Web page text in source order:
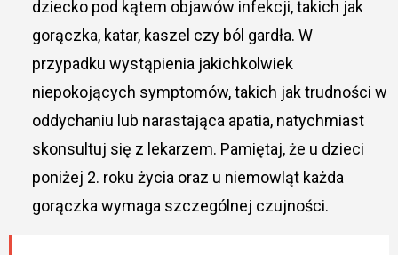
dziecko pod kątem objawów infekcji, takich jak
gorączka, katar, kaszel czy ból gardła. W
przypadku wystąpienia jakichkolwiek
niepokojących symptomów, takich jak trudności w
oddychaniu lub narastająca apatia, natychmiast
skonsultuj się z lekarzem. Pamiętaj, że u dzieci
poniżej 2. roku życia oraz u niemowląt każda
gorączka wymaga szczególnej czujności.